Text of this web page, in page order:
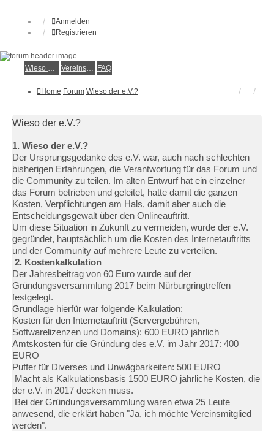
Anmelden
Registrieren
Wieso der e.V.? Vereinsmitglied werden FAQ
Home Forum Wieso der e.V.?
Wieso der e.V.?
1. Wieso der e.V.?
Der Ursprungsgedanke des e.V. war, auch nach schlechten
bisherigen Erfahrungen, die Verantwortung für das Forum und
die Community zu teilen. Im alten Entwurf hat ein einzelner
das Forum betrieben und geleitet, hatte damit die ganzen
Kosten, Verpflichtungen am Hals, damit aber auch die
Entscheidungsgewalt über den Onlineauftritt.
Um diese Situation in Zukunft zu vermeiden, wurde der e.V.
gegründet, hauptsächlich um die Kosten des Internetauftritts
und der Community auf mehrere Leute zu verteilen.
2. Kostenkalkulation
Der Jahresbeitrag von 60 Euro wurde auf der
Gründungsversammlung 2017 beim Nürburgringtreffen
festgelegt.
Grundlage hierfür war folgende Kalkulation:
Kosten für den Internetauftritt (Servergebühren,
Softwarelizenzen und Domains): 600 EURO jährlich
Amtskosten für die Gründung des e.V. im Jahr 2017: 400
EURO
Puffer für Diverses und Unwägbarkeiten: 500 EURO
Macht als Kalkulationsbasis 1500 EURO jährliche Kosten, die
der e.V. in 2017 decken muss.
Bei der Gründungsversammlung waren etwa 25 Leute
anwesend, die erklärt haben "Ja, ich möchte Vereinsmitglied
werden".